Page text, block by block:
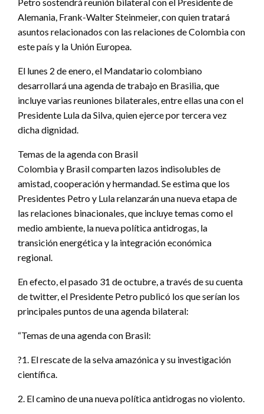
Alemania, Frank-Walter Steinmeier, con quien tratará
asuntos relacionados con las relaciones de Colombia con
este país y la Unión Europea.
El lunes 2 de enero, el Mandatario colombiano
desarrollará una agenda de trabajo en Brasilia, que
incluye varias reuniones bilaterales, entre ellas una con el
Presidente Lula da Silva, quien ejerce por tercera vez
dicha dignidad.
Temas de la agenda con Brasil
Colombia y Brasil comparten lazos indisolubles de
amistad, cooperación y hermandad. Se estima que los
Presidentes Petro y Lula relanzarán una nueva etapa de
las relaciones binacionales, que incluye temas como el
medio ambiente, la nueva política antidrogas, la
transición energética y la integración económica
regional.
En efecto, el pasado 31 de octubre, a través de su cuenta
de twitter, el Presidente Petro publicó los que serían los
principales puntos de una agenda bilateral:
“Temas de una agenda con Brasil:
?1. El rescate de la selva amazónica y su investigación
científica.
2. El camino de una nueva política antidrogas no violento.